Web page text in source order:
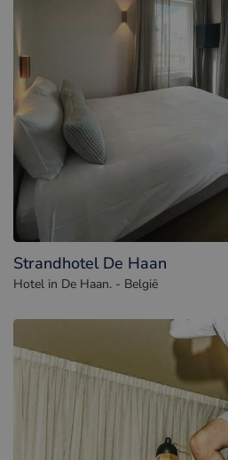
Strandhotel De Haan
Hotel in De Haan. - België